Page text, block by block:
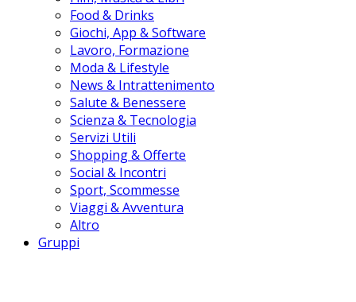
Food & Drinks
Giochi, App & Software
Lavoro, Formazione
Moda & Lifestyle
News & Intrattenimento
Salute & Benessere
Scienza & Tecnologia
Servizi Utili
Shopping & Offerte
Social & Incontri
Sport, Scommesse
Viaggi & Avventura
Altro
Gruppi